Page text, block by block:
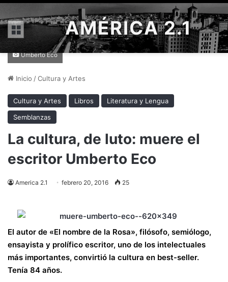
Menú AMÉRICA 2.1
Umberto Eco
Inicio /Cultura y Artes
Cultura y Artes Libros
Literatura y Lengua
Semblanzas
La cultura, de luto: muere el
escritor Umberto Eco
America 2.1 febrero 20, 2016 25
El autor de «El nombre de la Rosa», filósofo, semiólogo,
ensayista y prolífico escritor, uno de los intelectuales
más importantes, convirtió la cultura en best-seller.
Tenía 84 años.